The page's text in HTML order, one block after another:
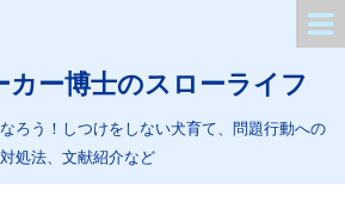
カー博士のスローライフ
ろう！しつけをしない犬育て、問題行動への
対処法、文献紹介など